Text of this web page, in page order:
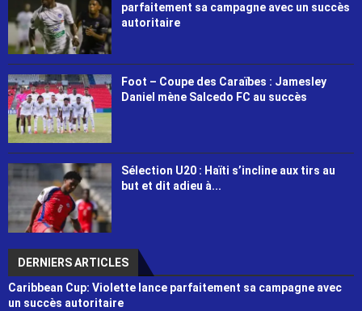
parfaitement sa campagne avec un succès
autoritaire
Foot – Coupe des Caraïbes : Jamesley
Daniel mène Salcedo FC au succès
Sélection U20 : Haïti s’incline aux tirs au
but et dit adieu à...
DERNIERS ARTICLES
Caribbean Cup: Violette lance parfaitement sa campagne avec
un succès autoritaire